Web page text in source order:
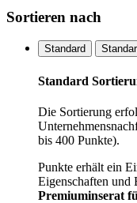
Sortieren nach
Standard
Standard
Die Sortierung
bis 400 Punkte).
Punkte erhält ein
Eigenschaften und
Premiuminserat